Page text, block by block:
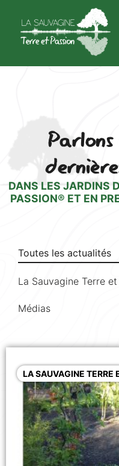
DANS LES JARDINS
PASSION® ET EN
Toutes les actualités
La Sauvagine Terre
Médias
LA SAUVAGINE TERRE